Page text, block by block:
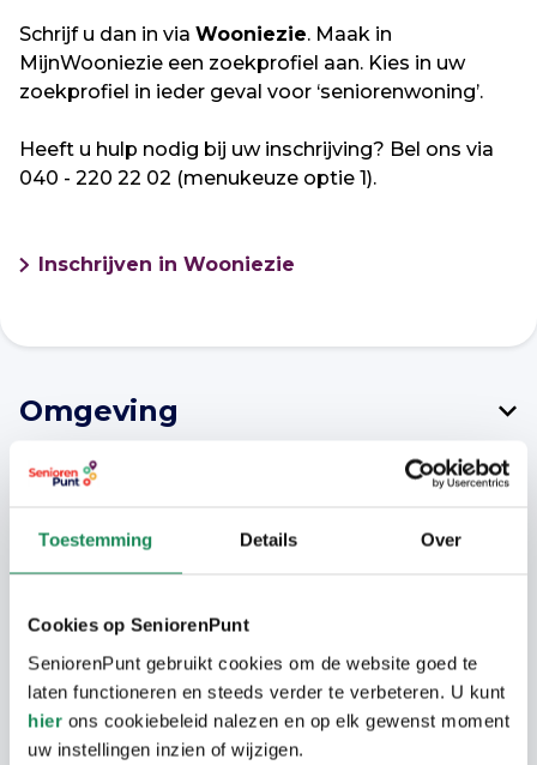
Toestemming Details Over
Cookies op SeniorenPunt
SeniorenPunt gebruikt cookies om de website goed te
laten functioneren en steeds verder te verbeteren. U kunt
hier ons cookiebeleid nalezen en op elk gewenst moment
uw instellingen inzien of wijzigen.
Omgeving
Woningen liggen in een rustige wijk, met
Woongebouw
Het betreft 8 grondgebondenwoningen.
Woning
De woningen zijn gelijkvloers en hebben 2
Langer Thuis Wijzer Geldrop-
Schrijf u dan in via Wooniezie. Maak in
MijnWooniezie een zoekprofiel aan. Kies in uw
zoekprofiel in ieder geval voor ‘seniorenwoning’.
Heeft u hulp nodig bij uw inschrijving? Bel ons via
040 - 220 22 02 (menukeuze optie 1).
Inschrijven in Wooniezie